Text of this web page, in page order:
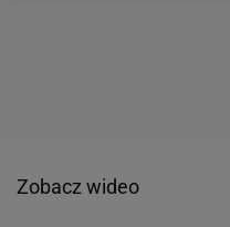
Zobacz wideo